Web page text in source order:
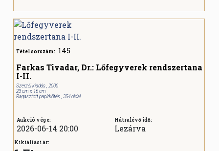
Tétel sorszám: 145
Farkas Tivadar, Dr.: Lőfegyverek rendszertana
I-II.
Szerzői kiadás , 2000
23 cm x 16 cm
Ragasztott papírkötés , 354 oldal
Aukció vége:
2026-06-14 20:00
Hátralévő idő:
Lezárva
Kikiáltási ár: